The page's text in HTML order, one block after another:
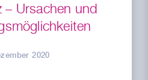
– Ursachen und
2020